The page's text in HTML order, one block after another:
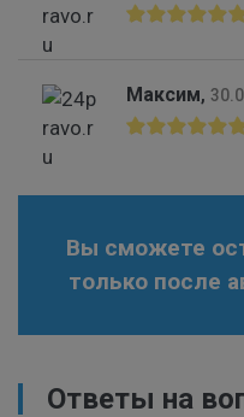
Максим,
Вы сможете
только после
Ответы на